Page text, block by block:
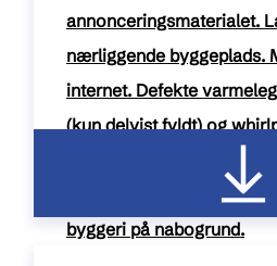
annonceringsmaterialet.
nærliggende byggeplads.
internet. Defekte
(kun delvist fyldt) og
cm). Manglende
byggeri på nabogrund.